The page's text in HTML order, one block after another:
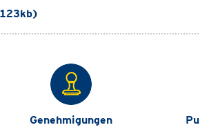
Genehmigungen